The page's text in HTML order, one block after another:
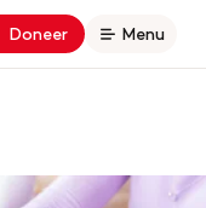
Doneer
Open
Menu